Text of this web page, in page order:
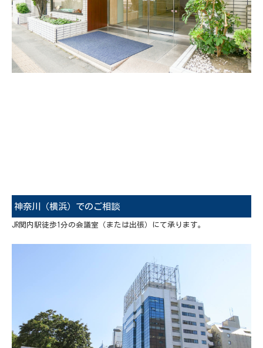
神奈川（横浜）でのご相談
JR関内駅徒歩1分の会議室（または出張）にて承ります。